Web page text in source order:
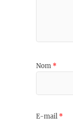
Nom *
E-mail *